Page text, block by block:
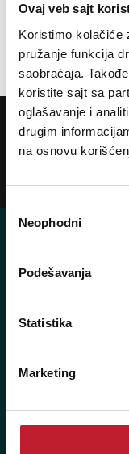
Ovaj veb sajt
Koristimo kolačiće
pružanje funkcija
saobraćaja.
koristite sajt sa
oglašavanje i
drugim
na osnovu
сагласности
Neophodni
Podešavanja
Statistika
Marketing
Output Power: 100W
POTREBNA VAM JE
Ukoliko želite da
prijavite se na naš
Šifra djelatnosti:
Matični broj: